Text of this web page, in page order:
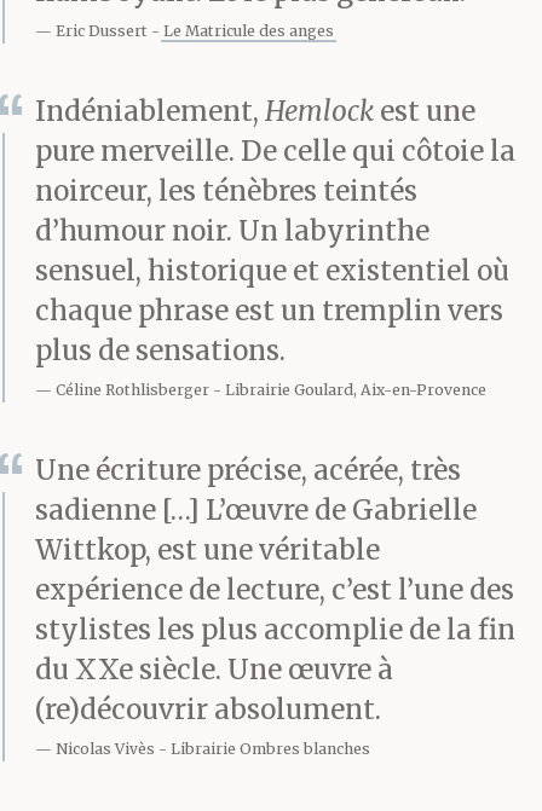
si longtemps elle
lumière du jour que
l’éclairage crépusculaire
du sirocco suffit à
l’aveugler. Les cris de
Giacomo lui hérissèrent
le poil. Lumière de
Eric Dussert Le Matricule des anges
Indéniablement, Hemlock est une
pure merveille. De celle qui côtoie la
noirceur, les ténèbres teintés
d’humour noir. Un labyrinthe
sensuel, historique et existentiel où
chaque phrase est un tremplin vers
plus de sensations.
Céline Rothlisberger Librairie Goulard, Aix-en-Provence
Une écriture précise, acérée, très
sadienne […] L’œuvre de Gabrielle
Wittkop, est une véritable
expérience de lecture, c’est l’une des
stylistes les plus accomplie de la fin
du XXe siècle. Une œuvre à
(re)découvrir absolument.
Nicolas Vivès Librairie Ombres blanches